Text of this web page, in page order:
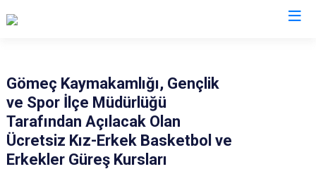
Ayvalık
Balya
Bandırma
Havran
İvrindi
Kepsut
Gömeç Kaymakamlığı, Gençlik
ve Spor İlçe Müdürlüğü
Tarafından Açılacak Olan
Ücretsiz Kız-Erkek Basketbol ve
Erkekler Güreş Kursları